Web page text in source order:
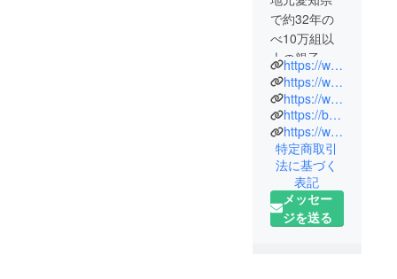
で約32年の
べ10万組以
上の親子を
診てきた小
児科専門
医。
アジア保健
研修所
（AHI）の創
設者である
父・川原啓
https://www.bandu-plus.com/
https://www.instagram.com/bandu_plus/
https://www.facebook.com/banduplus
https://bandu-plus.hp.peraichi.com/baby-support
https://www.asahi.com/articles/ASQ1D73NJQ14OIPE00N.html
特定商取引
法に基づく
表記
メッセー
ジを送る